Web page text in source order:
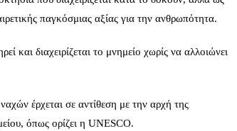
παγκόσμιας αξίας για την ανθρωπότητα.
και διαχειρίζεται το μνημείο χωρίς να αλλοιώνει
έρχεται σε αντίθεση με την αρχή της
όπως ορίζει η UNESCO.